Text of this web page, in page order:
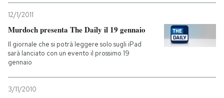
12/1/2011
Murdoch presenta The Daily il 19 gennaio
Il giornale che si potrà leggere solo sugli iPad
sarà lanciato con un evento il prossimo 19
gennaio
3/11/2010